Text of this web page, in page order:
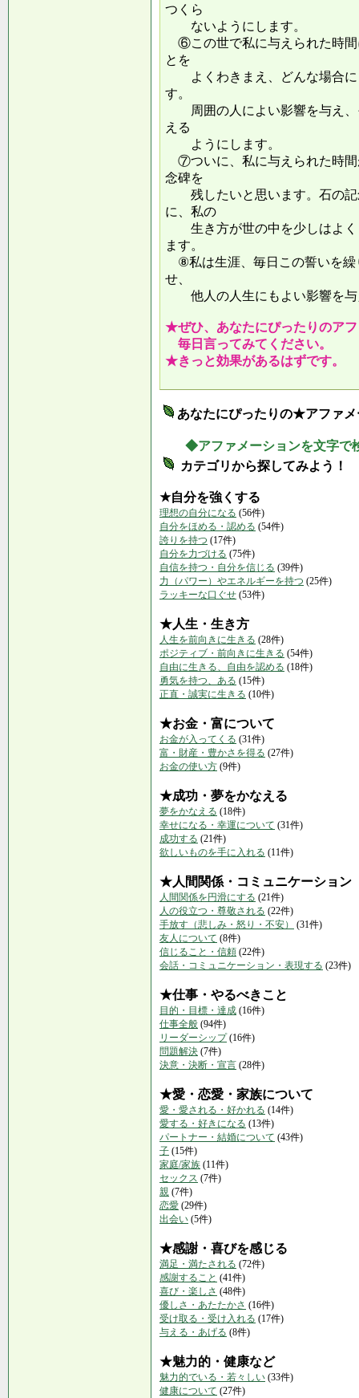
つくら
ないようにします。
⑥この世で私に与えられた時間
とを
よくわきまえ、どんな場合に
す。
周囲の人によい影響を与え、
える
ようにします。
⑦ついに、私に与えられた時間
念碑を
残したいと思います。石の記
に、私の
生き方が世の中を少しはよく
ます。
⑧私は生涯、毎日この誓いを繰
せ、
他人の人生にもよい影響
★ぜひ、あなたにぴったりのア
毎日言ってみてください。
★きっと効果があるはずです。
あなたにぴったりの★アファ
◆アファメーションを文字で
カテゴリから探してみよう！
★自分を強くする
理想の自分になる (56件)
自分をほめる・認める (54件)
誇りを持つ (17件)
自分を力づける (75件)
自信を持つ・自分を信じる (39件)
力（パワー）やエネルギーを持つ (25件)
ラッキーな口ぐせ (53件)
★人生・生き方
人生を前向きに生きる (28件)
ポジティブ・前向きに生きる (54件)
自由に生きる、自由を認める (18件)
勇気を持つ、ある (15件)
正直・誠実に生きる (10件)
★お金・富について
お金が入ってくる (31件)
富・財産・豊かさを得る (27件)
お金の使い方 (9件)
★成功・夢をかなえる
夢をかなえる (18件)
幸せになる・幸運について (31件)
成功する (21件)
欲しいものを手に入れる (11件)
★人間関係・コミュニケーション
人間関係を円滑にする (21件)
人の役立つ・尊敬される (22件)
手放す（悲しみ・怒り・不安）
(31件)
友人について (8件)
信じること・信頼 (22件)
会話・コミュニケーション・表現する (23件)
★仕事・やるべきこと
目的・目標・達成 (16件)
仕事全般 (94件)
リーダーシップ(16件)
問題解決 (7件)
決意・決断・宣言 (28件)
★愛・恋愛・家族について
愛・愛される・好かれる (14件)
愛する・好きになる (13件)
パートナー・結婚について (43件)
子 (15件)
家庭/家族 (11件)
セックス (7件)
親 (7件)
恋愛 (29件)
出会い (5件)
★感謝・喜びを感じる
満足・満たされる (72件)
感謝すること (41件)
喜び・楽しさ (48件)
優しさ・あたたかさ (16件)
受け取る・受け入れる (17件)
与える・あげる (8件)
★魅力的・健康など
魅力的でいる・若々しい (33件)
健康について (27件)